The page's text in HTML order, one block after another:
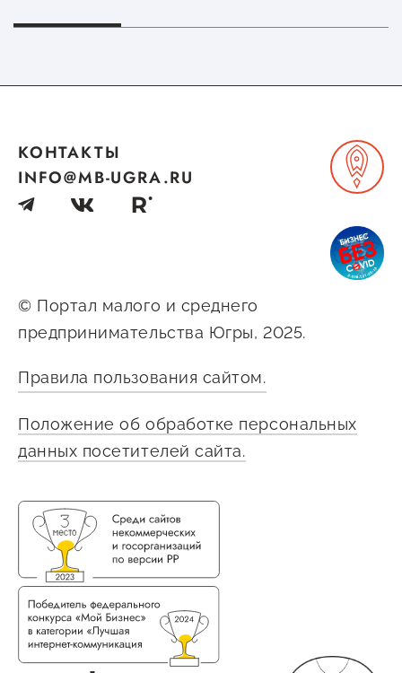
© Портал малого и среднего
предпринимательства Югры, 2025.
Правила пользования сайтом.
Положение об обработке персональных
данных посетителей сайта.
КОНТАКТЫ
INFO@MB-UGRA.RU